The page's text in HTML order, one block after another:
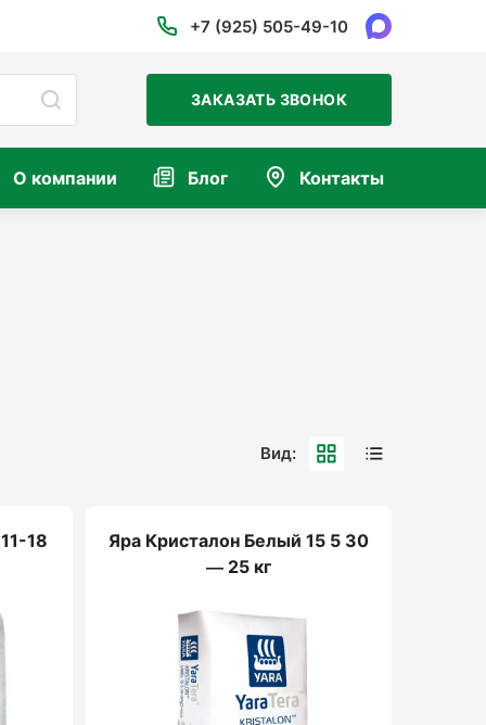
+7 (925) 505-49-10
ЗАКАЗАТЬ ЗВОНОК
О компании Блог Контакты
Вид:
18
Яра Кристалон Белый 15 5 30
— 25 кг